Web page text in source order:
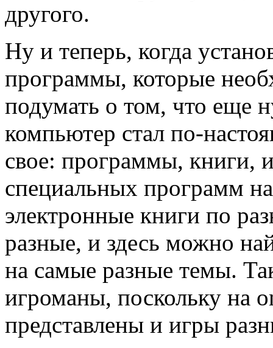
другого.
Ну и теперь, когда
программы, которые
подумать о том, что еще
компьютер стал по-
свое: программы, книги,
специальных программ
электронные книги по
разные, и здесь можно
на самые разные темы.
игроманы, поскольку на
представлены и игры